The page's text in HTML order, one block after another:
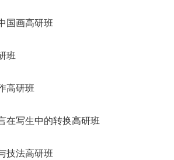
国画高研班
班
高研班
在写生中的转换高研班
技法高研班